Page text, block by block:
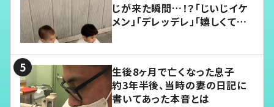
じが来た瞬間…！？「じいじイケ
メン」「デレッデレ」「嬉しくて可
生後8ヶ月で亡くなった息子
約3年半後、当時の妻の日記に
書いてあった本音とは